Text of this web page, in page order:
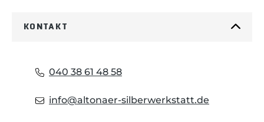
KONTAKT
040 38 61 48 58
info@altonaer-silberwerkstatt.de